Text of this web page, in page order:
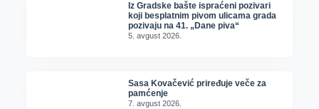
Iz Gradske bašte ispraćeni pozivari
koji besplatnim pivom ulicama grada
pozivaju na 41. „Dane piva“
5. avgust 2026.
Sasa Kovačević priređuje veče za
pamćenje
7. avgust 2026.